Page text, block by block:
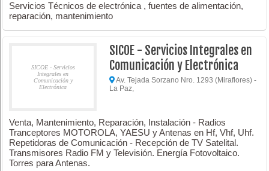
Servicios Técnicos de electrónica , fuentes de alimentación,
reparación, mantenimiento
SICOE - Servicios
Integrales en
Comunicación y
Electrónica
SICOE - Servicios Integrales en
Comunicación y Electrónica
Av. Tejada Sorzano Nro. 1293 (Miraflores) -
La Paz,
Venta, Mantenimiento, Reparación, Instalación - Radios
Tranceptores MOTOROLA, YAESU y Antenas en Hf, Vhf, Uhf.
Repetidoras de Comunicación - Recepción de TV Satelital.
Transmisores Radio FM y Televisión. Energía Fotovoltaico.
Torres para Antenas.